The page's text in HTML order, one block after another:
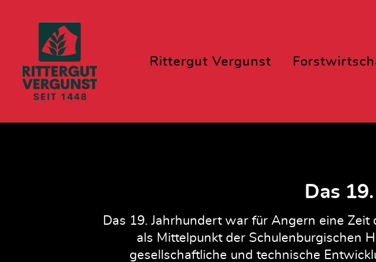
Rittergut Vergunst
Das
Das 19. Jahrhundert war für Angern eine
als Mittelpunkt der Schulenburgischen
gesellschaftliche und technische